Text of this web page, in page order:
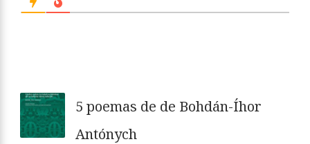
5 poemas de de Bohdán-Íhor
Antónych